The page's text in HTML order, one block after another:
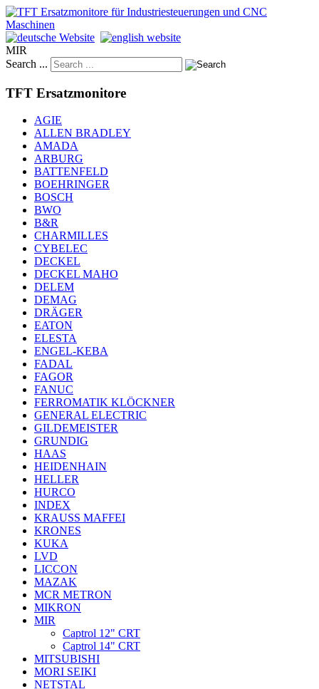
MIR
Search ...
TFT Ersatzmonitore
AGIE
ALLEN BRADLEY
AMADA
ARBURG
BATTENFELD
BOEHRINGER
BOSCH
BWO
B&R
CHARMILLES
CYBELEC
DECKEL
DECKEL MAHO
DELEM
DEMAG
DRÄGER
EATON
ELESTA
ENGEL-KEBA
FADAL
FAGOR
FANUC
FERROMATIK KLÖCKNER
GENERAL ELECTRIC
GILDEMEISTER
GRUNDIG
HAAS
HEIDENHAIN
HELLER
HURCO
INDEX
KRAUSS MAFFEI
KRONES
KUKA
LVD
LICCON
MAZAK
MCR METRON
MIKRON
MIR
Captrol 12" CRT
Captrol 14" CRT
MITSUBISHI
MORI SEIKI
NETSTAL